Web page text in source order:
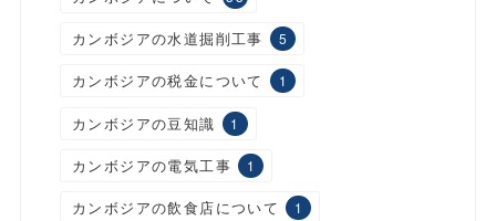
カンボジアの水道掘削工事 5
カンボジアの税金について 1
カンボジアの豆知識 1
カンボジアの電気工事 1
カンボジアの飲食店について 1